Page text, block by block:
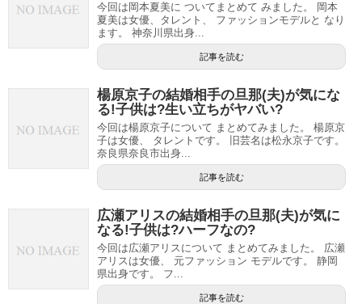
今回は岡本夏美に ついてまとめて みました。 岡本
夏美は女優、タレント、 ファッションモデルと なり
ます。 神奈川県出身...
記事を読む
楊原京子の結婚相手の旦那(夫)が気にな
る!子供は?生い立ちがヤバい?
今回は楊原京子について まとめてみました。 楊原京
子は女優、 タレントです。 旧芸名は松永京子です。
奈良県奈良市出身...
記事を読む
広瀬アリスの結婚相手の旦那(夫)が気に
なる!子供は?ハーフなの?
今回は広瀬アリスについて まとめてみました。 広瀬
アリスは女優、 元ファッション モデルです。 静岡
県出身です。 フ...
記事を読む